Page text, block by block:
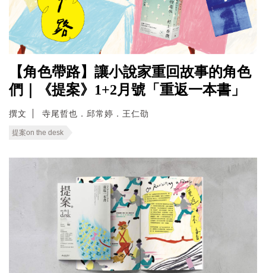
【角色帶路】讓小說家重回故事的角色
們｜《提案》1+2月號「重返一本書」
撰文 寺尾哲也．邱常婷．王仁劭
提案on the desk